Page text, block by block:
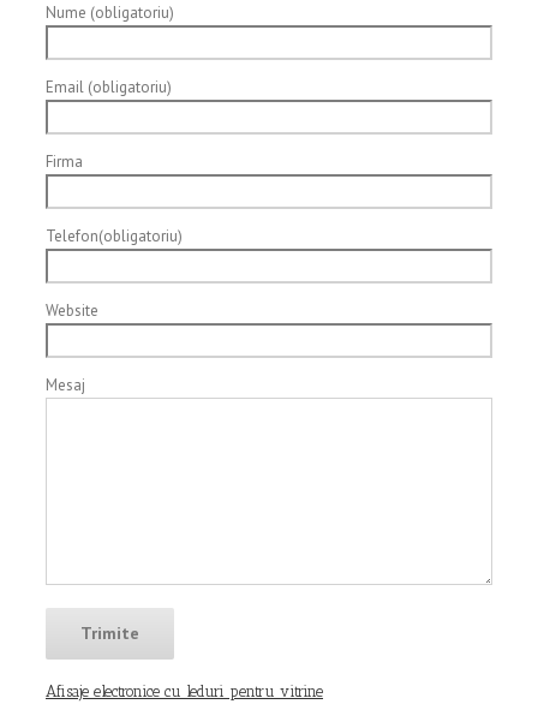
Nume (obligatoriu)
Email (obligatoriu)
Firma
Telefon(obligatoriu)
Website
Mesaj
Afisaje electronice cu leduri pentru vitrine